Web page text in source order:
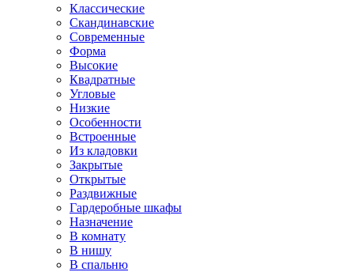
Классические
Скандинавские
Современные
Форма
Высокие
Квадратные
Угловые
Низкие
Особенности
Встроенные
Из кладовки
Закрытые
Открытые
Раздвижные
Гардеробные шкафы
Назначение
В комнату
В нишу
В спальню